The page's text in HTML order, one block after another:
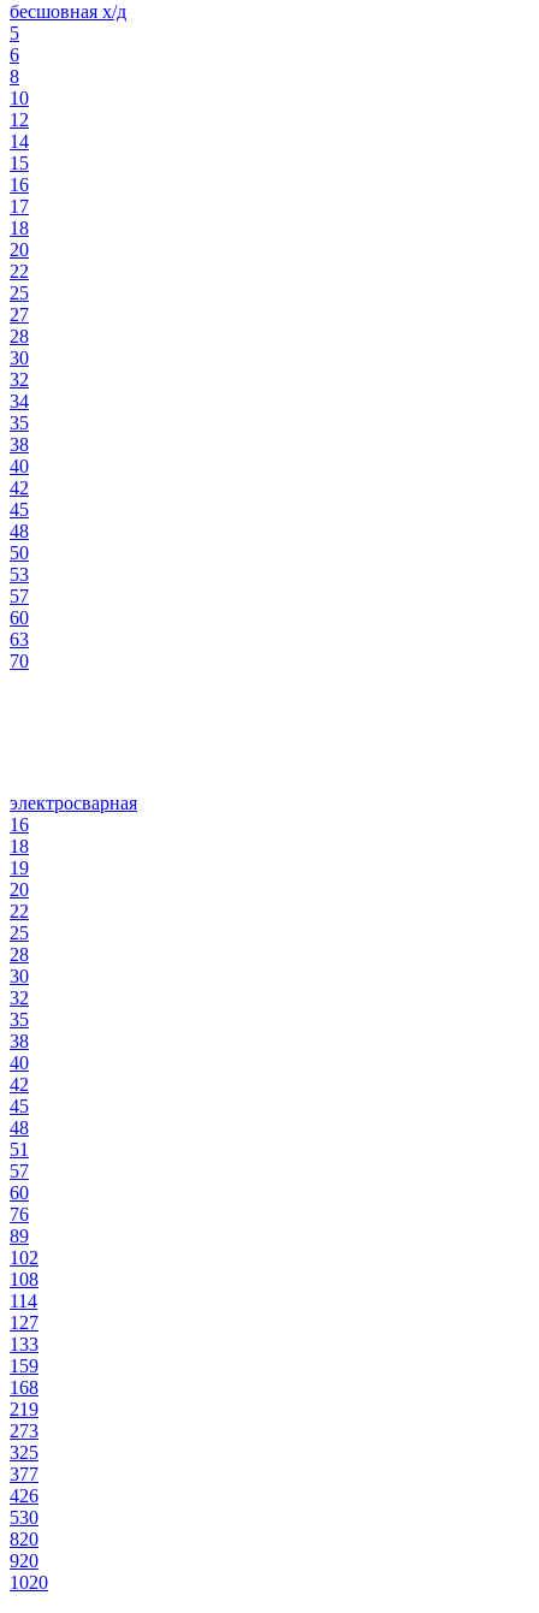
бесшовная х/д
5
6
8
10
12
14
15
16
17
18
20
22
25
27
28
30
32
34
35
38
40
42
45
48
50
53
57
60
63
70
электросварная
16
18
19
20
22
25
28
30
32
35
38
40
42
45
48
51
57
60
76
89
102
108
114
127
133
159
168
219
273
325
377
426
530
820
920
1020